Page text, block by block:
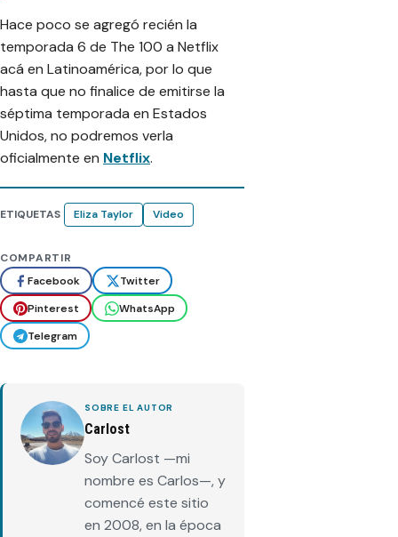
Hace poco se agregó recién la
temporada 6 de The 100 a Netflix
acá en Latinoamérica, por lo que
hasta que no finalice de emitirse la
séptima temporada en Estados
Unidos, no podremos verla
oficialmente en Netflix.
ETIQUETAS Eliza Taylor Video
COMPARTIR
Facebook
Twitter
Pinterest
WhatsApp
Telegram
SOBRE EL AUTOR
Carlost
Soy Carlost —mi
nombre es Carlos—, y
comencé este sitio
en 2008, en la época